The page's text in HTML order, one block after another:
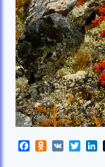
FacebookVK